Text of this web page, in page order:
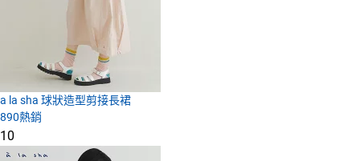
a la sha 球狀造型剪接長裙
890熱銷
10